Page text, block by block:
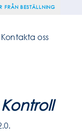
BESTÄLLNING
Kontakta oss